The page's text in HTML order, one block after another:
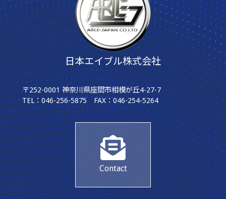
日本エイブル株式会社
〒252-0001 神奈川県座間市相模が丘4-27-7
TEL：046-256-5875 FAX：046-254-5264
Contact